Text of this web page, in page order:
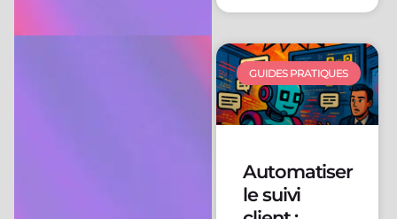
GUIDES PRATIQUES
Automatiser
le suivi